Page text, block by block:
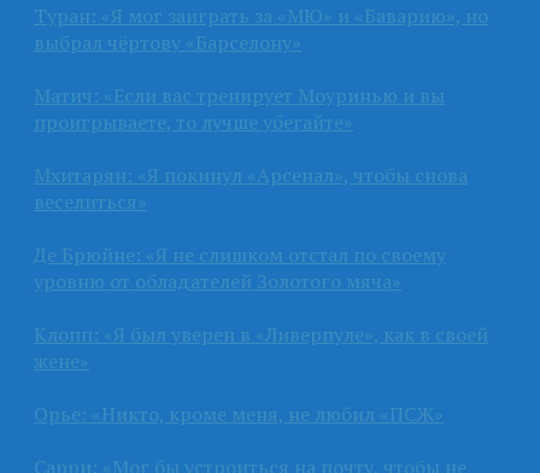
Туран: «Я мог заиграть за «МЮ» и «Баварию», но
выбрал чёртову «Барселону»
Матич: «Если вас тренирует Моуринью и вы
проигрываете, то лучше убегайте»
Мхитарян: «Я покинул «Арсенал», чтобы снова
веселиться»
Де Брюйне: «Я не слишком отстал по своему
уровню от обладателей Золотого мяча»
Клопп: «Я был уверен в «Ливерпуле», как в своей
жене»
Орье: «Никто, кроме меня, не любил «ПСЖ»
Сарри: «Мог бы устроиться на почту, чтобы не